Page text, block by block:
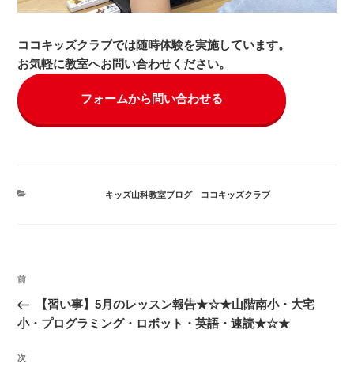
ココキッズクラブでは随時体験を実施しています。
お気軽に教室へお問い合わせください。
フォームから問い合わせる
カ
キッズ山科教室ブログ、 ココキッズクラブ
投
ナ
ゲ
前
の
投
前
【習い事】5月のレッスン報告★☆★山階南小・大宅
小・プログラミング・ロボット・英語・速読★☆★
次
次